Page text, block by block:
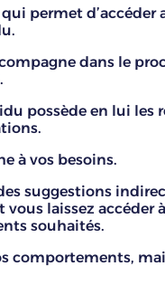
permet d’accéder
dans le
possède en lui les
à vos besoins.
suggestions
laissez accéder
souhaités.
comportements,